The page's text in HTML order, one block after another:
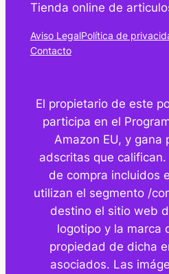
Tienda online de
Aviso LegalPolítica de
Contacto
El propietario de este
participa en el
Amazon EU, y gana
adscritas que
de compra incluidos
utilizan el segmento /
destino el sitio web
logotipo y la marca
propiedad de dicha
asociados. Las